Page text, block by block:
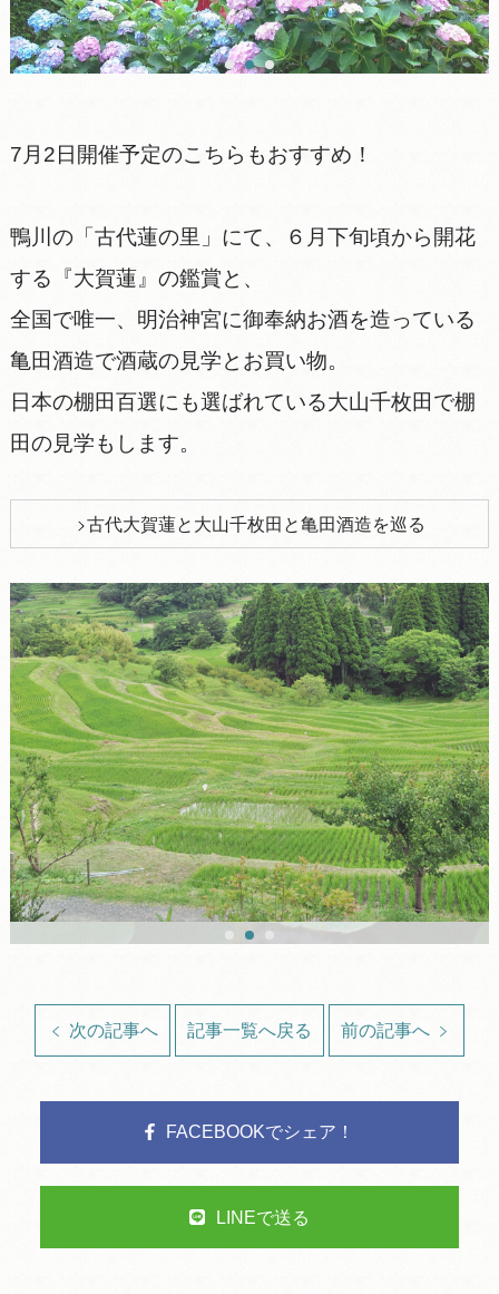
7月2日開催予定のこちらもおすすめ！
鴨川の「古代蓮の里」にて、６月下旬頃から開花
する『大賀蓮』の鑑賞と、
全国で唯一、明治神宮に御奉納お酒を造っている
亀田酒造で酒蔵の見学とお買い物。
日本の棚田百選にも選ばれている大山千枚田で棚
田の見学もします。
古代大賀蓮と大山千枚田と亀田酒造を巡る
次の記事へ 記事一覧へ戻る 前の記事へ
FACEBOOKでシェア！
LINEで送る